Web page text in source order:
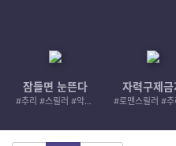
잠들면 눈뜬다
#추리 #스릴러 #악인 #로드레이지
자력구제금